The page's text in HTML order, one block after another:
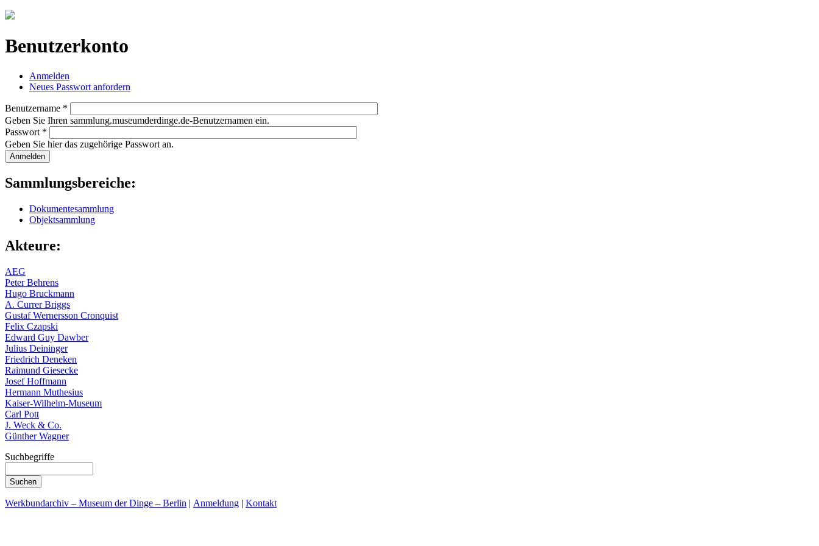
Jump to navigation
Benutzerkonto
Haupt-Reiter
Anmelden
Neues Passwort anfordern
Benutzername *
Geben Sie Ihren sammlung.museumderdinge.de-Benutzernamen ein.
Passwort *
Geben Sie hier das zugehörige Passwort an.
Sammlungsbereiche:
Dokumentesammlung
Objektsammlung
Akteure:
AEG
Peter Behrens
Hugo Bruckmann
A. Currer Briggs
Gustaf Wernersson Cronquist
Felix Czapski
Edward Guy Dawber
Julius Deininger
Friedrich Deneken
Raimund Giesecke
Josef Hoffmann
Hermann Muthesius
Kaiser-Wilhelm-Museum
Carl Pott
J. Weck & Co.
Günther Wagner
Suchbegriffe
Werkbundarchiv – Museum der Dinge – Berlin | Anmeldung | Kontakt